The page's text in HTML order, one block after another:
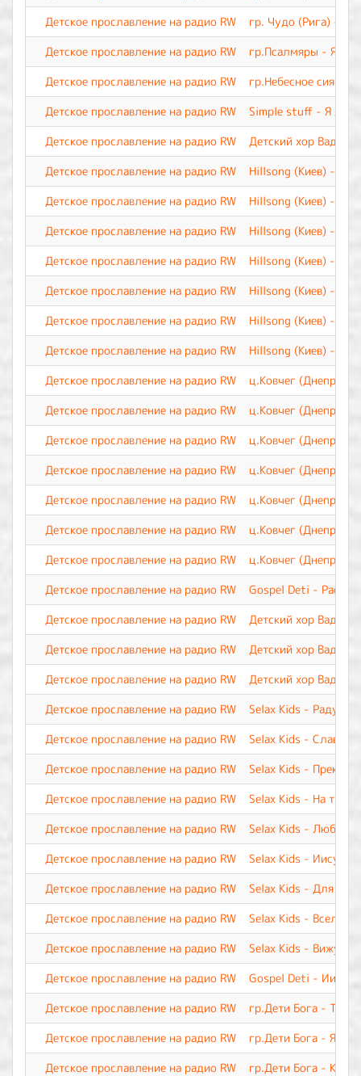
Детское прославление на радио RW
гр. Чудо (Рига) -
Детское прославление на радио RW
гр.Псалмяры - Я
Детское прославление на радио RW
гр.Небесное
Детское прославление на радио RW
Simple stuff - Я
Детское прославление на радио RW
Детский хор Вадима
Детское прославление на радио RW
Hillsong (Киев) - Я
Детское прославление на радио RW
Hillsong (Киев) -
Детское прославление на радио RW
Hillsong (Киев) - Ты
Детское прославление на радио RW
Hillsong (Киев) - О
Детское прославление на радио RW
Hillsong (Киев) -
Детское прославление на радио RW
Hillsong (Киев) -
Детское прославление на радио RW
Hillsong (Киев) -
Детское прославление на радио RW
ц.Ковчег (Днепр) -
Детское прославление на радио RW
ц.Ковчег (Днепр) -
Детское прославление на радио RW
ц.Ковчег (Днепр) -
Детское прославление на радио RW
ц.Ковчег (Днепр) -
Детское прославление на радио RW
ц.Ковчег (Днепр) -
Детское прославление на радио RW
ц.Ковчег (Днепр) -
Детское прославление на радио RW
ц.Ковчег (Днепр) -
Детское прославление на радио RW
Gospel Deti - Расту
Детское прославление на радио RW
Детский хор
Детское прославление на радио RW
Детский хор Вадима
Детское прославление на радио RW
Детский хор Вадима
Детское прославление на радио RW
Selax Kids - Радуюсь
Детское прославление на радио RW
Selax Kids - Славь
Детское прославление на радио RW
Selax Kids -
Детское прославление на радио RW
Selax Kids - На
Детское прославление на радио RW
Selax Kids - Люблю
Детское прославление на радио RW
Selax Kids - Иисус,
Детское прославление на радио RW
Selax Kids - Для
Детское прославление на радио RW
Selax Kids -
Детское прославление на радио RW
Selax Kids - Вижу я
Детское прославление на радио RW
Gospel Deti -
Детское прославление на радио RW
гр.Дети Бога - Ты
Детское прославление на радио RW
гр.Дети Бога - Я
Детское прославление на радио RW
гр.Дети Бога -